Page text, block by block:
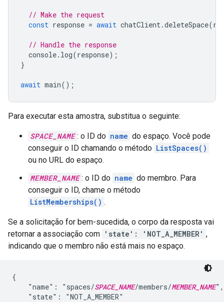
// Make the request
const response = await chatClient.deleteSpace(
// Handle the response
console. log(response);
}
await main();
Para executar esta amostra, substitua o seguinte:
SPACE_NAME : o ID do name do espaço. Você pode
conseguir o ID chamando o método ListSpaces()
ou no URL do espaço.
MEMBER_NAME : o ID do name do membro. Para
conseguir o ID, chame o método
ListMemberships() .
Se a solicitação for bem-sucedida, o corpo da resposta vai
retornar a associação com 'state': 'NOT_A_MEMBER' ,
indicando que o membro não está mais no espaço.
{
    "name": "spaces/
SPACE_NAME/members/MEMBER_NAME",
    "state": "NOT_A_MEMBER"